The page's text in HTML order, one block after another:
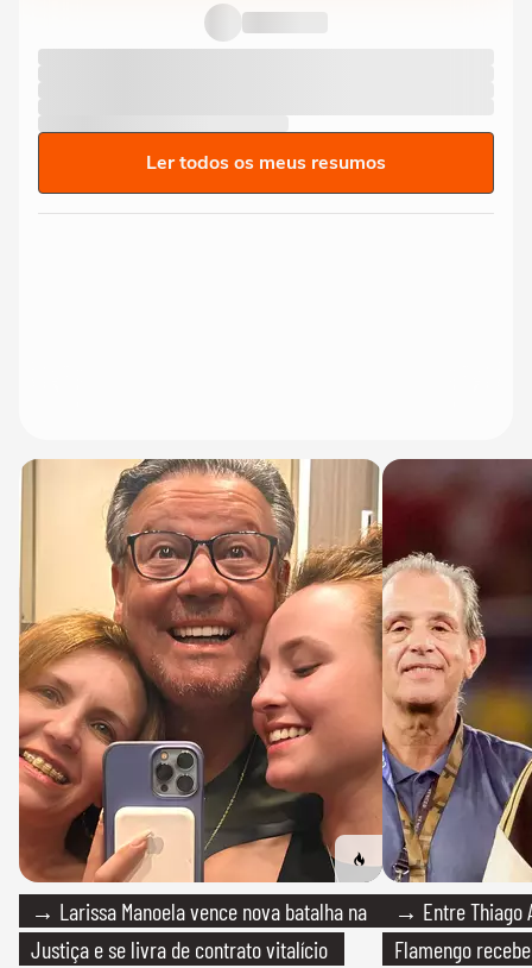
Ler todos os meus resumos
→ Larissa Manoela vence nova batalha na
Justiça e se livra de contrato vitalício
→ Entre Thiago
Flamengo